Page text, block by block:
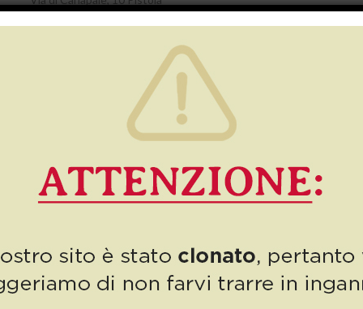
Italia
gmail.com
Complianz | The Privacy
Suite for WordPress
Complianz per raccogliere e registrare il consenso basato su
browser e dispositivi. Per questa funzionalità, il tuo indirizzo
IP viene anonimizzato e conservato nel nostro
fornitore del servizio. Per ulteriori informazioni, vedere la
Slider Revolution